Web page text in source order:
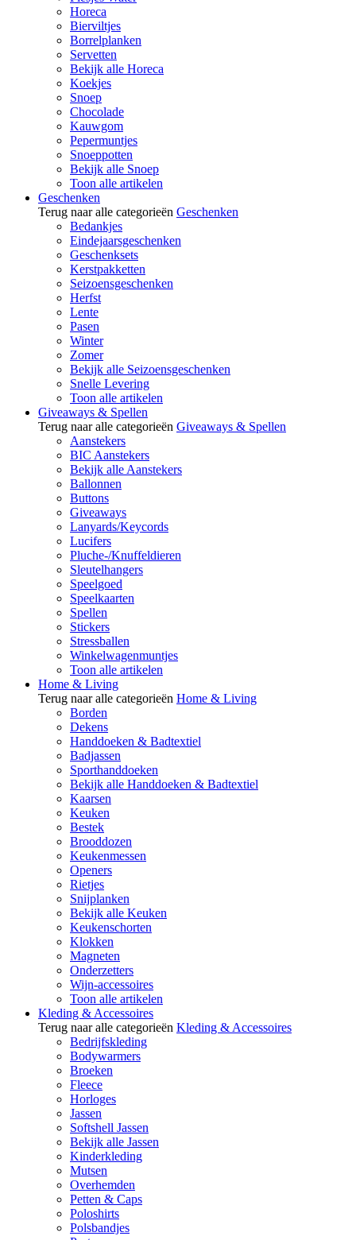
Horeca
Bierviltjes
Borrelplanken
Servetten
Bekijk alle Horeca
Koekjes
Snoep
Chocolade
Kauwgom
Pepermuntjes
Snoeppotten
Bekijk alle Snoep
Toon alle artikelen
Geschenken
Terug naar alle categorieën Geschenken
Bedankjes
Eindejaarsgeschenken
Geschenksets
Kerstpakketten
Seizoensgeschenken
Herfst
Lente
Pasen
Winter
Zomer
Bekijk alle Seizoensgeschenken
Snelle Levering
Toon alle artikelen
Giveaways & Spellen
Terug naar alle categorieën Giveaways & Spellen
Aanstekers
BIC Aanstekers
Bekijk alle Aanstekers
Ballonnen
Buttons
Giveaways
Lanyards/Keycords
Lucifers
Pluche-/Knuffeldieren
Sleutelhangers
Speelgoed
Speelkaarten
Spellen
Stickers
Stressballen
Winkelwagenmuntjes
Toon alle artikelen
Home & Living
Terug naar alle categorieën Home & Living
Borden
Dekens
Handdoeken & Badtextiel
Badjassen
Sporthanddoeken
Bekijk alle Handdoeken & Badtextiel
Kaarsen
Keuken
Bestek
Brooddozen
Keukenmessen
Openers
Rietjes
Snijplanken
Bekijk alle Keuken
Keukenschorten
Klokken
Magneten
Onderzetters
Wijn-accessoires
Toon alle artikelen
Kleding & Accessoires
Terug naar alle categorieën Kleding & Accessoires
Bedrijfskleding
Bodywarmers
Broeken
Fleece
Horloges
Jassen
Softshell Jassen
Bekijk alle Jassen
Kinderkleding
Mutsen
Overhemden
Petten & Caps
Poloshirts
Polsbandjes